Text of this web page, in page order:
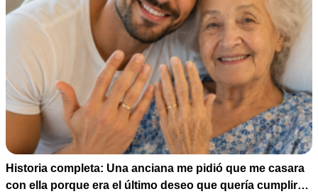
Historia completa: Una anciana me pidió que me casara
con ella porque era el último deseo que quería cumplir